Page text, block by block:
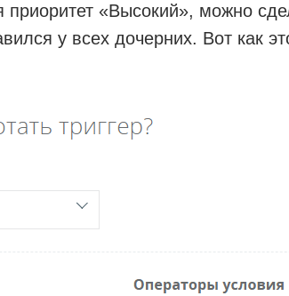
«Высокий», можно
у всех дочерних. Вот как